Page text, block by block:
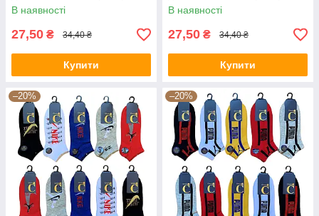
В наявності
27,50 ₴ 34,40 ₴
Купити
В наявності
27,50 ₴ 34,40 ₴
Купити
–20% –20%